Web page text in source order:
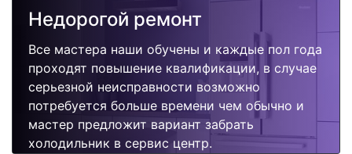
Недорогой ремонт
Все мастера наши обучены и каждые пол года
проходят повышение квалификации, в случае
серьезной неисправности возможно
потребуется больше времени чем обычно и
мастер предложит вариант забрать
холодильник в сервис центр.